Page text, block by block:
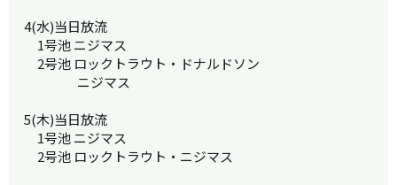
4(水)当日放流
1号池 ニジマス
2号池 ロックトラウト・ドナルドソン
ニジマス
5(木)当日放流
1号池 ニジマス
2号池 ロックトラウト・ニジマス